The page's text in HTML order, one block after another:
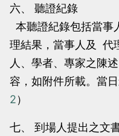
六、 聽證紀錄
本聽證紀錄包括當事
理結果，當事人及 代
人、學者、專家之陳
容，如附件所載。當
2）
七、 到場人提出之文